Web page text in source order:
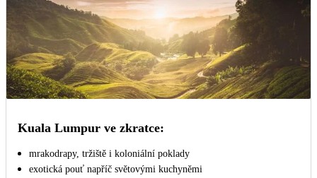
Kuala Lumpur ve zkratce:
mrakodrapy, tržiště i koloniální poklady
exotická pouť napříč světovými kuchyněmi